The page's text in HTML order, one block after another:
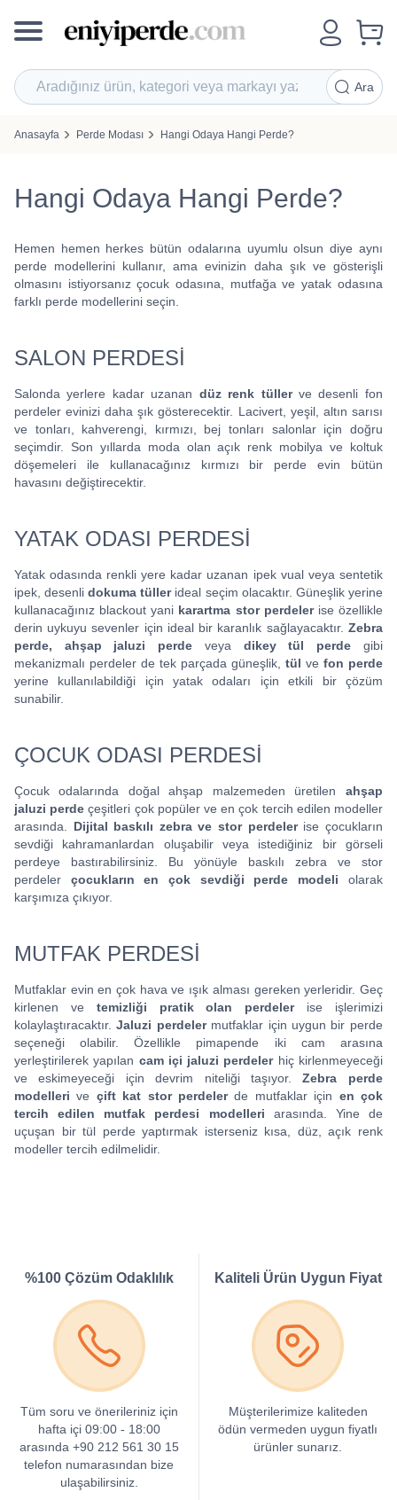
Ara
Anasayfa Perde Modası Hangi Odaya Hangi Perde?
Hangi Odaya Hangi Perde?
Hemen hemen herkes bütün odalarına uyumlu olsun diye aynı
perde modellerini kullanır, ama evinizin daha şık ve gösterişli
olmasını istiyorsanız çocuk odasına, mutfağa ve yatak odasına
farklı perde modellerini seçin.
SALON PERDESİ
Salonda yerlere kadar uzanan düz renk tüllerve desenli fon
perdeler evinizi daha şık gösterecektir. Lacivert, yeşil, altın sarısı
ve tonları, kahverengi, kırmızı, bej tonları salonlar için doğru
seçimdir. Son yıllarda moda olan açık renk mobilya ve koltuk
döşemeleri ile kullanacağınız kırmızı bir perde evin bütün
havasını değiştirecektir.
YATAK ODASI PERDESİ
Yatak odasında renkli yere kadar uzanan ipek vual veya sentetik
ipek, desenlidokuma tüllerideal seçim olacaktır. Güneşlik yerine
kullanacağınız blackout yani karartma stor perdelerise özellikle
derin uykuyu sevenler için ideal bir karanlık sağlayacaktır. Zebra
perde, ahşap jaluzi perde veya dikey tül perde gibi
mekanizmalı perdeler de tek parçada güneşlik, tül ve fon perde
yerine kullanılabildiği için yatak odaları için etkili bir çözüm
sunabilir.
ÇOCUK ODASI PERDESİ
Çocuk odalarında doğal ahşap malzemeden üretilen ahşap
jaluzi perde çeşitleri çok popüler ve en çok tercih edilen modeller
arasında. Dijital baskılı zebra ve stor perdelerise çocukların
sevdiği kahramanlardan oluşabilir veya istediğiniz bir görseli
perdeye bastırabilirsiniz. Bu yönüyle baskılı zebra ve stor
perdeler çocukların en çok sevdiği perde modeli olarak
karşımıza çıkıyor.
MUTFAK PERDESİ
Mutfaklar evin en çok hava ve ışık alması gereken yerleridir. Geç
kirlenen ve temizliği pratik olan perdelerise işlerimizi
kolaylaştıracaktır.Jaluzi perdelermutfaklar için uygun bir perde
seçeneği olabilir. Özellikle pimapende iki cam arasına
yerleştirilerek yapılan cam içi jaluzi perdelerhiç kirlenmeyeceği
ve eskimeyeceği için devrim niteliği taşıyor.Zebra perde
modelleri ve çift kat stor perdelerde mutfaklar için en çok
tercih edilen mutfak perdesi modelleri arasında. Yine de
uçuşan bir tül perde yaptırmak isterseniz kısa, düz, açık renk
modeller tercih edilmelidir.
%100 Çözüm Odaklılık
Tüm soru ve önerileriniz için
hafta içi 09:00 - 18:00
arasında +90 212 561 30 15
telefon numarasından bize
ulaşabilirsiniz.
Kaliteli Ürün Uygun Fiyat
Müşterilerimize kaliteden
ödün vermeden uygun fiyatlı
ürünler sunarız.